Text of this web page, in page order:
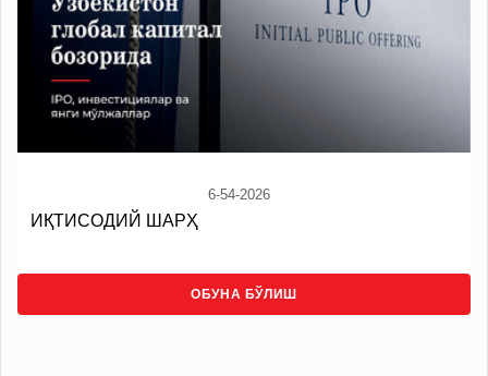
6-54-2026
ИҚТИСОДИЙ ШАРҲ
ОБУНА БЎЛИШ